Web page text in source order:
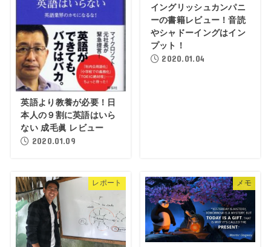
英語より教養が必要！日
本人の９割に英語はいら
ない 成毛眞 レビュー
2020.01.09
イングリッシュカンパニ
ーの書籍レビュー！音読
やシャドーイングはイン
プット！
2020.01.04
レポート メモ